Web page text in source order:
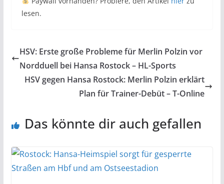
lesen.
HSV: Erste große Probleme für Merlin Polzin vor
Nordduell bei Hansa Rostock – HL-Sports
HSV gegen Hansa Rostock: Merlin Polzin erklärt
Plan für Trainer-Debüt – T-Online
Das könnte dir auch gefallen